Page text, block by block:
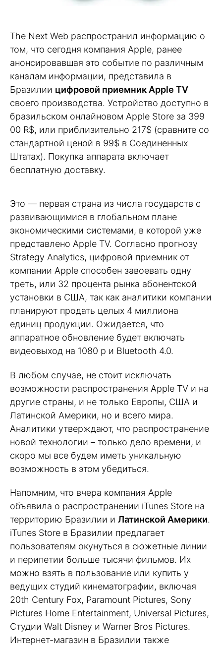
The Next Web распространил информацию о
том, что сегодня компания Apple, ранее
анонсировавшая это событие по различным
каналам информации, представила в
Бразилии цифровой приемник Apple TV
своего производства. Устройство доступно в
бразильском онлайновом Apple Store за 399
00 R$, или приблизительно 217$ (сравните со
стандартной ценой в 99$ в Соединенных
Штатах). Покупка аппарата включает
бесплатную доставку.
Это — первая страна из числа государств с
развивающимися в глобальном плане
экономическими системами, в которой уже
представлено Apple TV. Согласно прогнозу
Strategy Analytics, цифровой приемник от
компании Apple способен завоевать одну
треть, или 32 процента рынка абонентской
установки в США, так как аналитики компании
планируют продать целых 4 миллиона
единиц продукции. Ожидается, что
аппаратное обновление будет включать
видеовыход на 1080 p и Bluetooth 4.0.
В любом случае, не стоит исключать
возможности распространения Apple TV и на
другие страны, и не только Европы, США и
Латинской Америки, но и всего мира.
Аналитики утверждают, что распространение
новой технологии – только дело времени, и
скоро мы все будем иметь уникальную
возможность в этом убедиться.
Напомним, что вчера компания Apple
объявила о распространении iTunes Store на
территорию Бразилии и Латинской Америки.
iTunes Store в Бразилии предлагает
пользователям окунуться в сюжетные линии
и перипетии больше тысячи фильмов. Их
можно взять в пользование или купить у
ведущих студий кинематографии, включая
20th Century Fox, Paramount Pictures, Sony
Pictures Home Entertainment, Universal Pictures,
Студии Walt Disney и Warner Bros Pictures.
Интернет-магазин в Бразилии также